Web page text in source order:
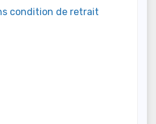
condition de retrait